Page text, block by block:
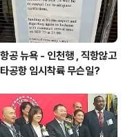
공 뉴욕 - 인천행 , 직항않고
공항 임시착륙 무슨일?